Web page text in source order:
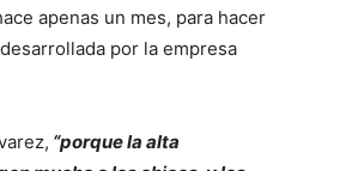
apenas un mes, para hacer
por la empresa
“porque la alta